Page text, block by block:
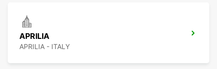
APRILIA
APRILIA - ITALY